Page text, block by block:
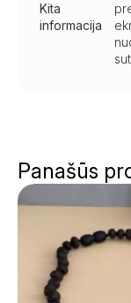
Kita
informacija
Panašūs